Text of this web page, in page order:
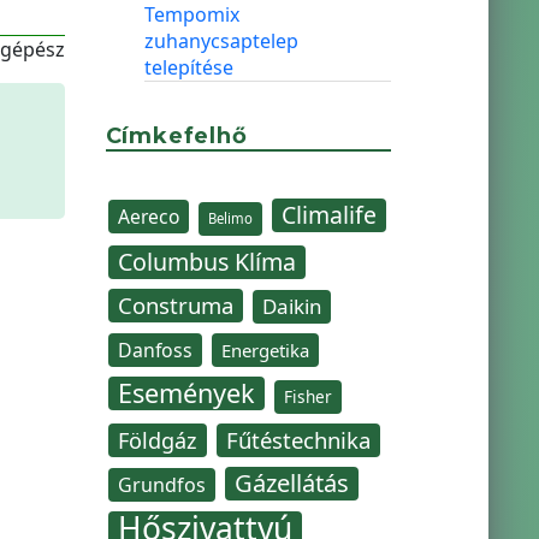
Tempomix
zuhanycsaptelep
telepítése
Címkefelhő
Aereco Belimo
Climalife
Columbus Klíma
Construma Daikin
Danfoss Energetika
Események Fisher
Földgáz Fűtéstechnika
Grundfos Gázellátás
Hőszivattyú